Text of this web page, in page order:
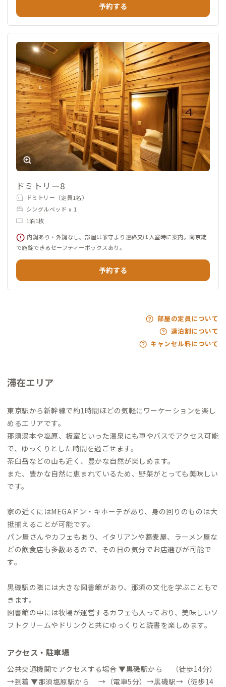
予約する
ドミトリー8
ドミトリー（定員1名）
シングルベッド x 1
1泊1枚
内鍵あり・外鍵なし。部屋は家守より連絡又は入室時に案内。南京錠
で施錠できるセーフティーボックスあり。
予約する
部屋の定員について
連泊割について
キャンセル料について
滞在エリア
東京駅から新幹線で約1時間ほどの気軽にワーケーションを楽し
めるエリアです。
那須湯本や塩原、板室といった温泉にも車やバスでアクセス可能
で、ゆっくりとした時間を過ごせます。
茶臼岳などの山も近く、豊かな自然が楽しめます。
また、豊かな自然に恵まれているため、野菜がとっても美味しい
です。
家の近くにはMEGAドン・キホーテがあり、身の回りのものは大
抵揃えることが可能です。
パン屋さんやカフェもあり、イタリアンや蕎麦屋、ラーメン屋な
どの飲食店も多数あるので、その日の気分でお店選びが可能で
す。
黒磯駅の隣には大きな図書館があり、那須の文化を学ぶこともで
きます。
図書館の中には牧場が運営するカフェも入っており、美味しいソ
フトクリームやドリンクと共にゆっくりと読書を楽しめます。
アクセス・駐車場
公共交通機関でアクセスする場合 ▼黒磯駅から （徒歩14分）
→到着 ▼那須塩原駅から →（電車5分）→黒磯駅→（徒歩14